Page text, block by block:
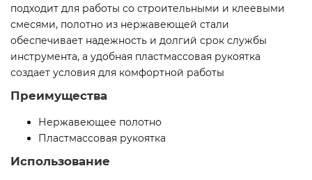
подходит для работы со строительными и клеевыми
смесями, полотно из нержавеющей стали
обеспечивает надежность и долгий срок службы
инструмента, а удобная пластмассовая рукоятка
создает условия для комфортной работы
Преимущества
Нержавеющее полотно
Пластмассовая рукоятка
Использование